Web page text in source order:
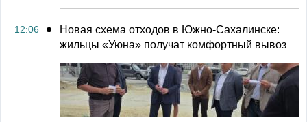
12:06
Новая схема отходов в Южно-Сахалинске:
жильцы «Уюна» получат комфортный вывоз